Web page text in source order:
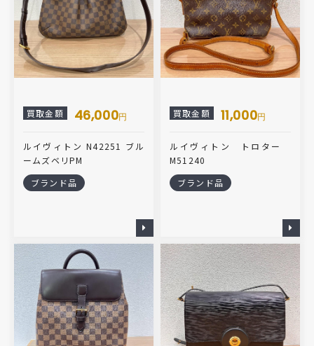
買取金額 46,000円
ルイヴィトン N42251 ブル
ームズベリPM
ブランド品
買取金額 11,000円
ルイヴィトン トロター
M51240
ブランド品